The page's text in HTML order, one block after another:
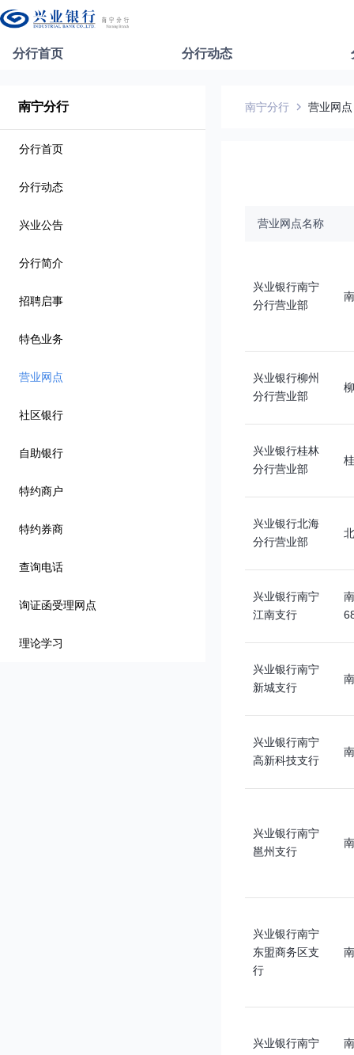
分行首页 分行动态
南宁分行
分行首页
分行动态
兴业公告
分行简介
招聘启事
特色业务
营业网点
社区银行
自助银行
特约商户
特约券商
查询电话
询证函受理网点
理论学习
南宁分行 营业网点
营业网点名称
兴业银行南宁
分行营业部
兴业银行柳州
分行营业部
兴业银行桂林
分行营业部
兴业银行北海
分行营业部
兴业银行南宁
江南支行
兴业银行南宁
新城支行
兴业银行南宁
高新科技支行
兴业银行南宁
邕州支行
兴业银行南宁
东盟商务区支
行
兴业银行南宁